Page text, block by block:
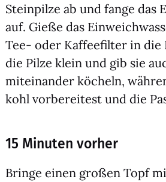
Stein­pil­ze ab und fan­ge das
auf. Gie­ße das
Tee- oder Kaf­fee­fil­ter in die
die Pil­ze klein und gib sie
mit­ein­an­der köcheln,
kohl vor­be­rei­test und die
15 Minuten vorher
Brin­ge einen gro­ßen Topf